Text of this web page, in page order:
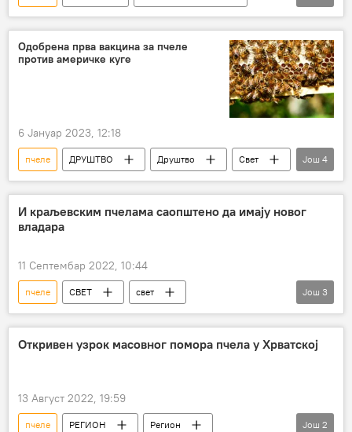
Наука
Генадиј Зјуганов ДРУШТВО
Одобрена прва вакцина за пчеле
против америчке куге
6 Јануар 2023, 12:18
пчеле ДРУШТВО Друштво
Свет
Економија
Свет – економија
Магазин
Још 4
И краљевским пчелама саопштено да имају новог
владара
11 Септембар 2022, 10:44
пчеле СВЕТ
свет
Велика Британија
пчеларство
Бакингемска палата
Још 3
Откривен узрок масовног помора пчела у Хрватској
13 Август 2022, 19:59
пчеле РЕГИОН
Регион
Још 2